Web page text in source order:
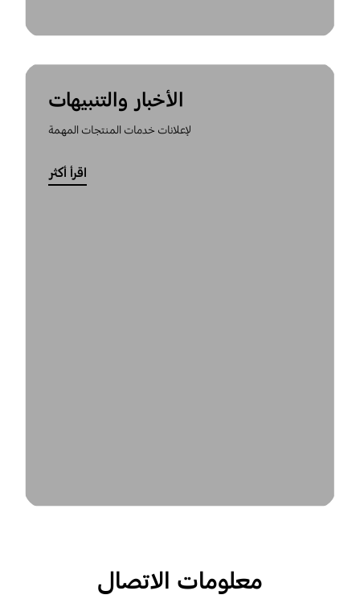
الأخبار والتنبيهات
لإعلانات خدمات المنتجات المهمة
اقرأ أكثر
معلومات الاتصال